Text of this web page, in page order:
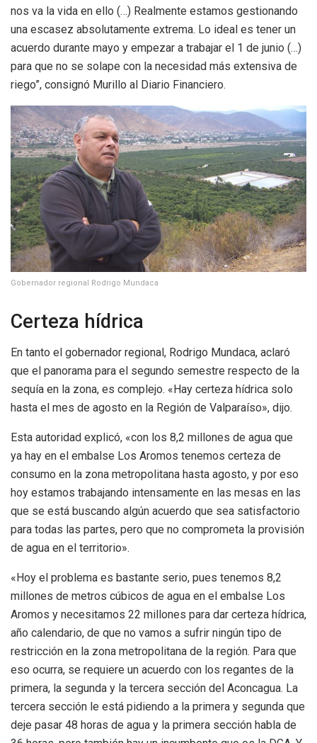
nos va la vida en ello (…) Realmente estamos gestionando
una escasez absolutamente extrema. Lo ideal es tener un
acuerdo durante mayo y empezar a trabajar el 1 de junio (…)
para que no se solape con la necesidad más extensiva de
riego”, consignó Murillo al Diario Financiero.
Gobernador regional Rodrigo Mundaca
Certeza hídrica
En tanto el gobernador regional, Rodrigo Mundaca, aclaró
que el panorama para el segundo semestre respecto de la
sequía en la zona, es complejo. «Hay certeza hídrica solo
hasta el mes de agosto en la Región de Valparaíso», dijo.
Esta autoridad explicó, «con los 8,2 millones de agua que
ya hay en el embalse Los Aromos tenemos certeza de
consumo en la zona metropolitana hasta agosto, y por eso
hoy estamos trabajando intensamente en las mesas en las
que se está buscando algún acuerdo que sea satisfactorio
para todas las partes, pero que no comprometa la provisión
de agua en el territorio».
«Hoy el problema es bastante serio, pues tenemos 8,2
millones de metros cúbicos de agua en el embalse Los
Aromos y necesitamos 22 millones para dar certeza hídrica,
año calendario, de que no vamos a sufrir ningún tipo de
restricción en la zona metropolitana de la región. Para que
eso ocurra, se requiere un acuerdo con los regantes de la
primera, la segunda y la tercera sección del Aconcagua. La
tercera sección le está pidiendo a la primera y segunda que
deje pasar 48 horas de agua y la primera sección habla de